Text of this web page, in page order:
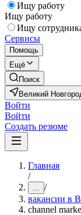
Ищу работу
Ищу работу
Ищу
Сервисы
Помощь
Ещё
Поиск
Великий
Войти
Войти
Создать резюме
Главная
/
... /
вакансии в
channel